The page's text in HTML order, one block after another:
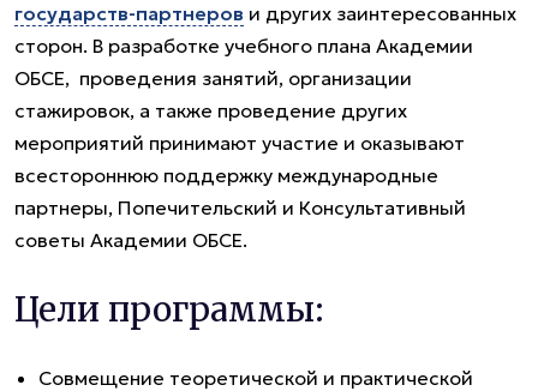
государств-партнеров и других заинтересованных
сторон. В разработке учебного плана Академии
ОБСЕ, проведения занятий, организации
стажировок, а также проведение других
мероприятий принимают участие и оказывают
всестороннюю поддержку международные
партнеры, Попечительский и Консультативный
советы Академии ОБСЕ.
Цели программы:
Совмещение теоретической и практической